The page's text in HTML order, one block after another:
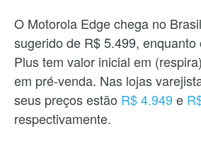
O Motorola Edge chega no
sugerido de R$ 5.499,
Plus tem valor inicial em
em pré-venda. Nas lojas
seus preços estão R$ 4.949e
respectivamente.